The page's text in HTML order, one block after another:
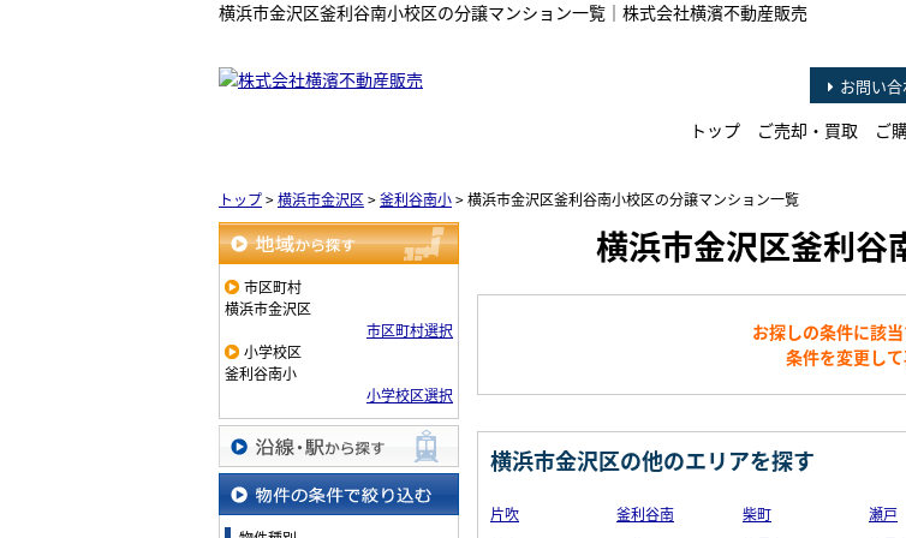
横浜市金沢区釜利谷南小校区の分譲マンション一覧｜株式会社横濱不動産販売
お問い
トップ ご売却・買取 ご
トップ>横浜市金沢区>釜利谷南小>横浜市金沢区釜利谷南小校区の分譲マンション一覧
地域から探す
市区町村
横浜市金沢区
市区町村選択
小学校区
釜利谷南小
小学校区選択
沿線・駅から探す
物件の条件で絞り込む
横浜市金沢区釜利谷
お探しの条件に該
条件を変更して
横浜市金沢区の他のエリアを探す
片吹 釜利谷南 柴町 瀬戸